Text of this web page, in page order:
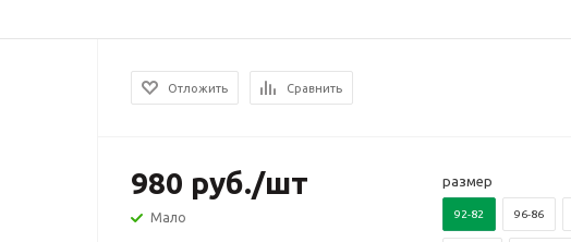
Отложить Сравнить
980 руб./шт
Мало
размер
92-82 96-86